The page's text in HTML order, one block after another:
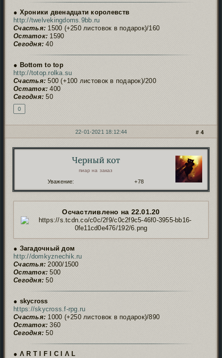
● Хроники двенадцати королевств
http://twelvekingdoms.9bb.ru
Счастья: 1500 (+250 листовок в подарок)/160
Остаток: 1590
Сегодня: 40
● Bottom to top
http://totop.rolka.su
Счастья: 500 (+100 листовок в подарок)/200
Остаток: 400
Сегодня: 50
0
4
22-01-2021 18:12:44
Черный кот
пиар на заказ
Уважение: +78
Осчастливлено на 22.01.20
● Загадочный дом
http://domkyznechik.ru
Счастья: 2000/1500
Остаток: 500
Сегодня: 50
● skycross
https://skycross.f-rpg.ru
Счастья: 1000 (+250 листовок в подарок)/890
Остаток: 360
Сегодня: 50
● Ʌ R T I F I C I Ʌ L